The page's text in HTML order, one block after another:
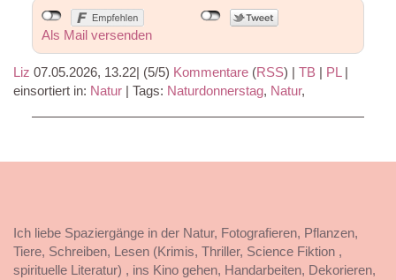
Als Mail versenden
Liz 07.05.2026, 13.22| (5/5) Kommentare (RSS) | TB | PL |
einsortiert in: Natur | Tags: Naturdonnerstag, Natur,
Ich liebe Spaziergänge in der Natur, Fotografieren, Pflanzen,
Tiere, Schreiben, Lesen (Krimis, Thriller, Science Fiktion ,
spirituelle Literatur) , ins Kino gehen, Handarbeiten, Dekorieren,